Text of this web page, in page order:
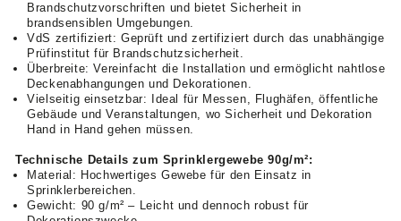
Brandschutzvorschriften und bietet Sicherheit in
brandsensiblen Umgebungen.
VdS zertifiziert: Geprüft und zertifiziert durch das unabhängige
Prüfinstitut für Brandschutzsicherheit.
Überbreite: Vereinfacht die Installation und ermöglicht nahtlose
Deckenabhangungen und Dekorationen.
Vielseitig einsetzbar: Ideal für Messen, Flughäfen, öffentliche
Gebäude und Veranstaltungen, wo Sicherheit und Dekoration
Hand in Hand gehen müssen.
Technische Details zum Sprinklergewebe 90g/m²:
Material: Hochwertiges Gewebe für den Einsatz in
Sprinklerbereichen.
Gewicht: 90 g/m² – Leicht und dennoch robust für